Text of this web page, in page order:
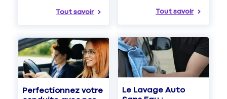
Tout savoir Tout savoir
Perfectionnez votre
Le Lavage Auto